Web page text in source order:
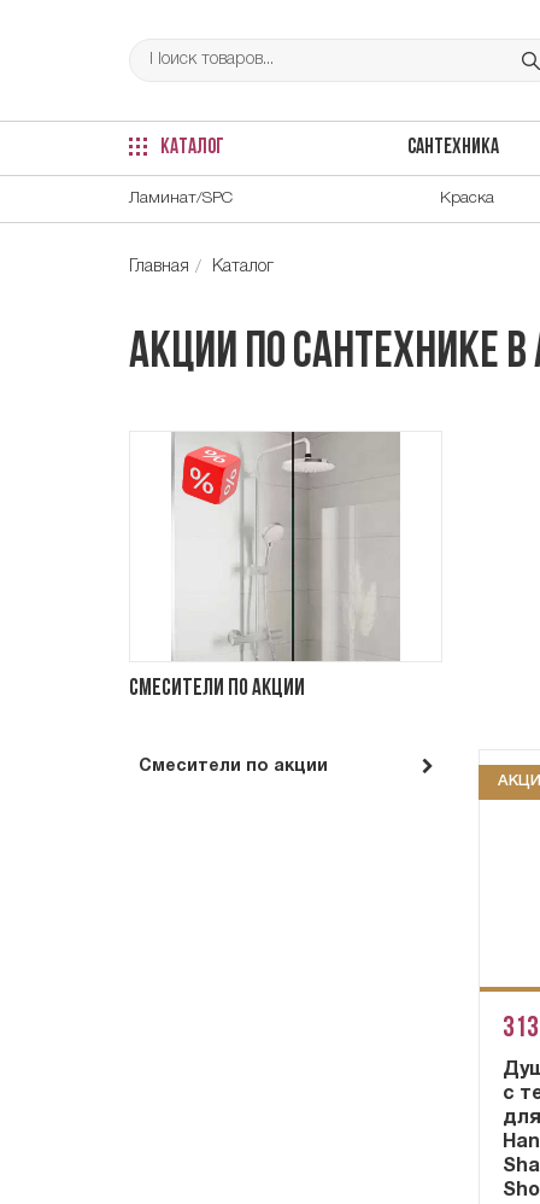
КАТАЛОГ САНТЕХНИКА
Ламинат/SPC Краска
Главная Каталог
Акции по сантехнике в
Смесители по акции
Смесители по акции
с